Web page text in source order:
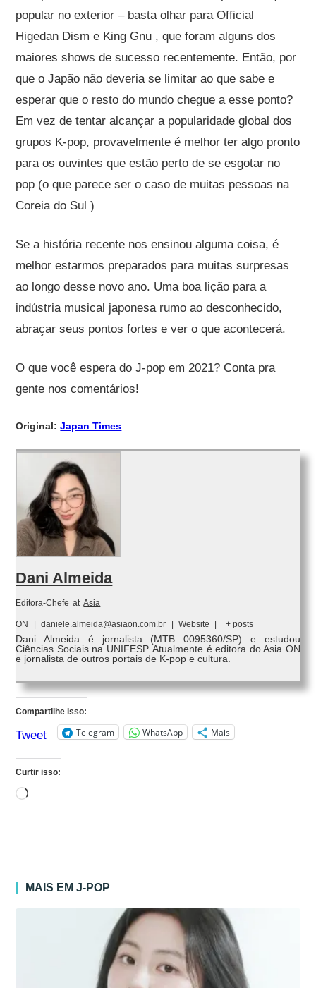
popular no exterior – basta olhar para Official
Higedan Dism e King Gnu , que foram alguns dos
maiores shows de sucesso recentemente. Então, por
que o Japão não deveria se limitar ao que sabe e
esperar que o resto do mundo chegue a esse ponto?
Em vez de tentar alcançar a popularidade global dos
grupos K-pop, provavelmente é melhor ter algo pronto
para os ouvintes que estão perto de se esgotar no
pop (o que parece ser o caso de muitas pessoas na
Coreia do Sul )
Se a história recente nos ensinou alguma coisa, é
melhor estarmos preparados para muitas surpresas
ao longo desse novo ano. Uma boa lição para a
indústria musical japonesa rumo ao desconhecido,
abraçar seus pontos fortes e ver o que acontecerá.
O que você espera do J-pop em 2021? Conta pra
gente nos comentários!
Original:Japan Times
Dani Almeida
Editora-Chefe at Asia
ON daniele.almeida@asiaon.com.br Website + posts
Dani Almeida é jornalista (MTB 0095360/SP) e estudou
Ciências Sociais na UNIFESP. Atualmente é editora do Asia ON
e jornalista de outros portais de K-pop e cultura.
Compartilhe isso:
Tweet Telegram WhatsApp Mais
Curtir isso:
Carregando...
MAIS EM J-POP